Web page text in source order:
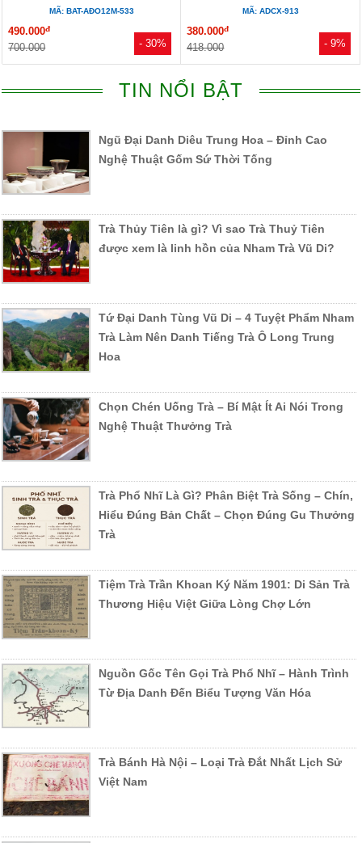
- 30%
MÃ: BAT-AĐO12M-533
490.000đ
700.000 - 9%
MÃ: ADCX-913
380.000đ
418.000
TIN NỔI BẬT
Ngũ Đại Danh Diêu Trung Hoa – Đỉnh Cao
Nghệ Thuật Gốm Sứ Thời Tống
Trà Thủy Tiên là gì? Vì sao Trà Thuỷ Tiên
được xem là linh hồn của Nham Trà Vũ Di?
Tứ Đại Danh Tùng Vũ Di – 4 Tuyệt Phẩm Nham
Trà Làm Nên Danh Tiếng Trà Ô Long Trung
Hoa
Chọn Chén Uống Trà – Bí Mật Ít Ai Nói Trong
Nghệ Thuật Thưởng Trà
Trà Phổ Nhĩ Là Gì? Phân Biệt Trà Sống – Chín,
Hiểu Đúng Bản Chất – Chọn Đúng Gu Thưởng
Trà
Tiệm Trà Trần Khoan Ký Năm 1901: Di Sản Trà
Thương Hiệu Việt Giữa Lòng Chợ Lớn
Nguồn Gốc Tên Gọi Trà Phổ Nhĩ – Hành Trình
Từ Địa Danh Đến Biểu Tượng Văn Hóa
Trà Bánh Hà Nội – Loại Trà Đắt Nhất Lịch Sử
Việt Nam